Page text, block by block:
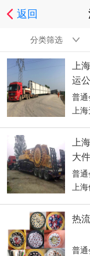
返回
分类筛选
上
运
普通
上
上
大
普通
上
热
普通